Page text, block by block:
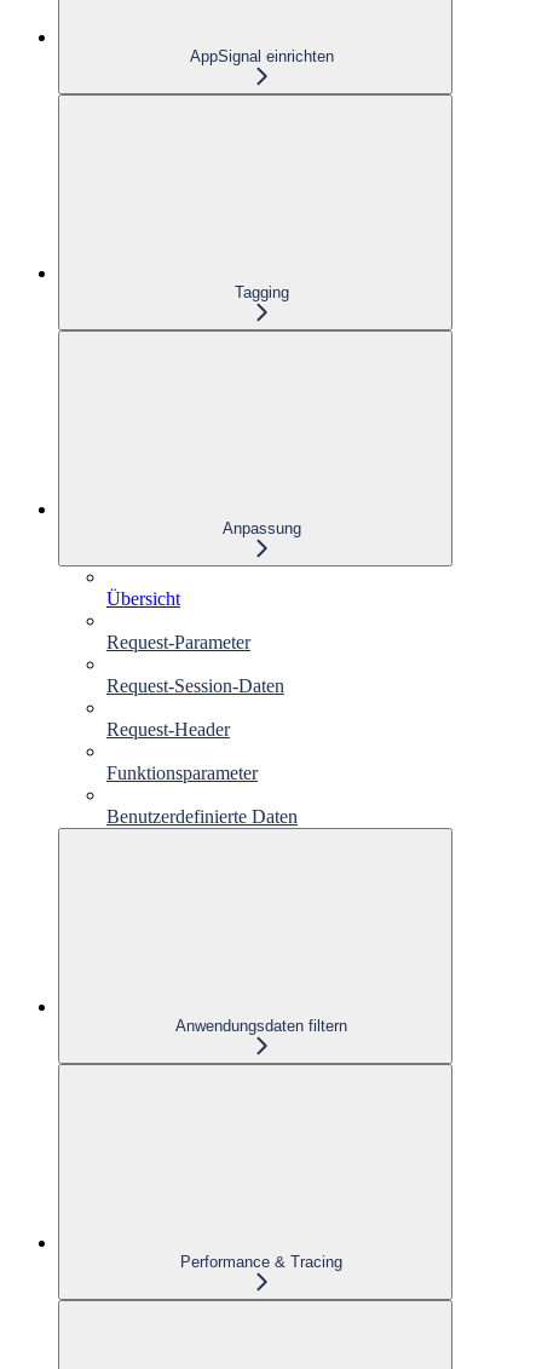
AppSignal einrichten
Tagging
Anpassung
Übersicht
Request-Parameter
Request-Session-Daten
Request-Header
Funktionsparameter
Benutzerdefinierte Daten
Anwendungsdaten filtern
Performance & Tracing